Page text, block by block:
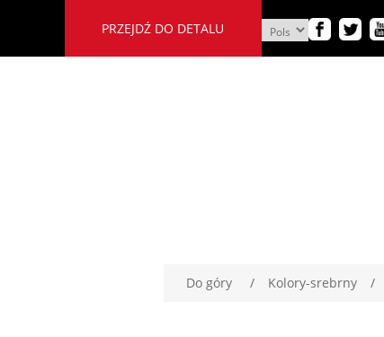
PRZEJDŹ DO DETALU
Do góry / Kolory-srebrny /